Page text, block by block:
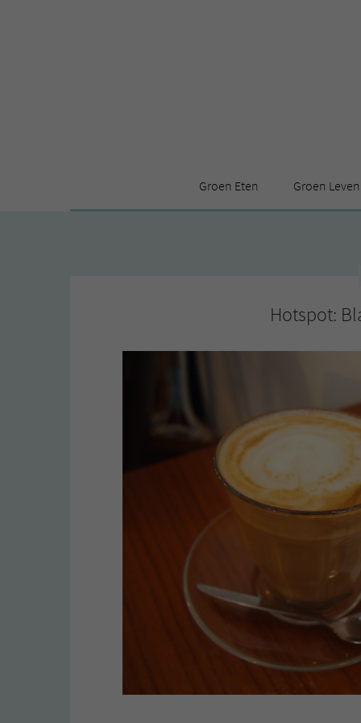
Groen Eten Groen Leven
Hotspot: